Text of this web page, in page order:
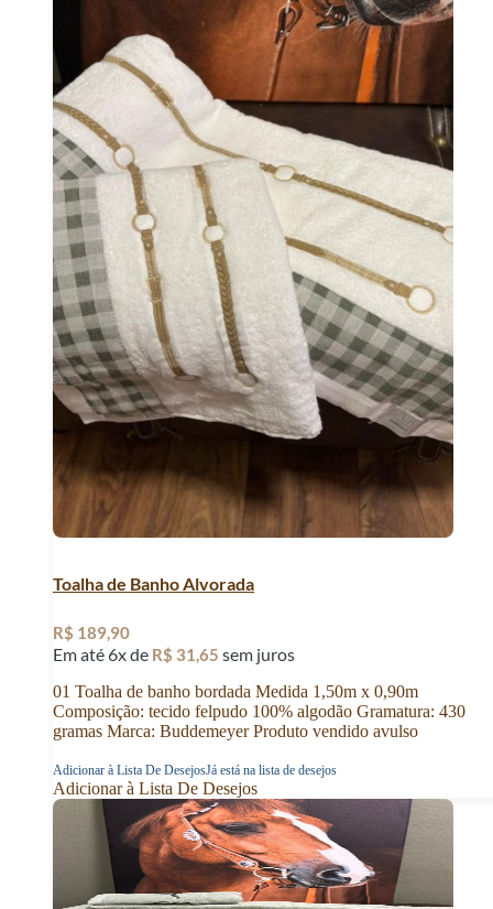
Toalha de Banho Alvorada
R$ 189,90
Em até 6x de R$ 31,65 sem juros
01 Toalha de banho bordada Medida 1,50m x 0,90m
Composição: tecido felpudo 100% algodão Gramatura: 430
gramas Marca: Buddemeyer Produto vendido avulso
Adicionar à Lista De DesejosJá está na lista de desejos
Adicionar à Lista De Desejos